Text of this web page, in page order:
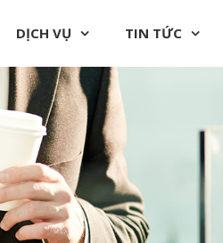
DỊCH VỤ TIN TỨC